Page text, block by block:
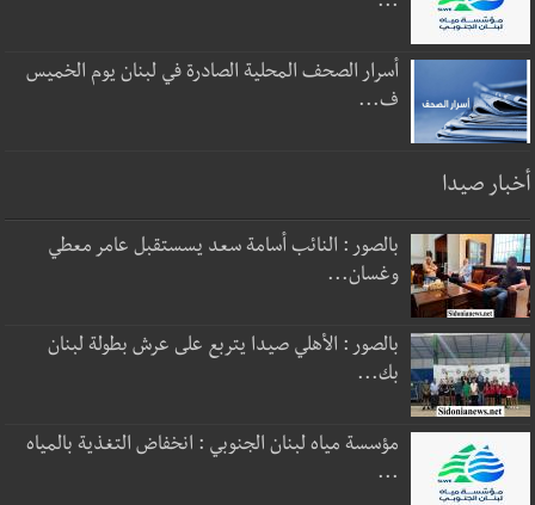
أسرار الصحف المحلية الصادرة في لبنان يوم الخميس
ف...
أخبار صيدا
بالصور : النائب أسامة سعد يسستقبل عامر معطي
وغسان...
بالصور : الأهلي صيدا يتربع على عرش بطولة لبنان
بك...
مؤسسة مياه لبنان الجنوبي : انخفاض التغذية بالمياه
...